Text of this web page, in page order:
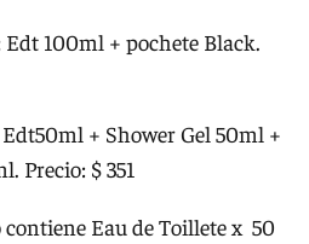
100ml + pochete Black.
+ Shower Gel 50ml +
Precio: $ 351
Eau de Toillete x 50